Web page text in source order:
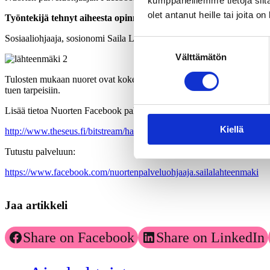
olet antanut heille tai joita
Suostumuksen
Välttämätön
Kiellä
Työntekijä tehnyt aiheesta opinnäytetyön
Sosiaaliohjaaja, sosionomi Saila Lähteenmäki on tutkinut
Tulosten mukaan nuoret ovat kokeneet Facebookissa tapahtuvan
tuen tarpeisiin.
Lisää tietoa Nuorten Facebook palveluohjauksesta YAMK
http://www.theseus.fi/bitstream/handle/10024/105545/
Tutustu palveluun:
https://www.facebook.com/nuortenpalveluohjaaja.sailalahteenmaki
Jaa artikkeli
Share on Facebook Share on LinkedIn